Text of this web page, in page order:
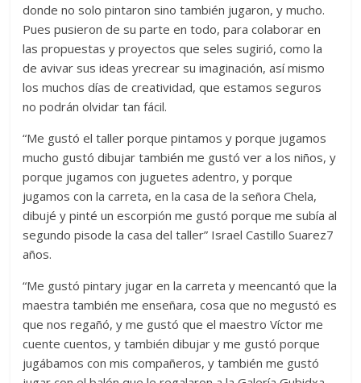
donde no solo pintaron sino también jugaron, y mucho.
Pues pusieron de su parte en todo, para colaborar en
las propuestas y proyectos que seles sugirió, como la
de avivar sus ideas yrecrear su imaginación, así mismo
los muchos días de creatividad, que estamos seguros
no podrán olvidar tan fácil.
“Me gustó el taller porque pintamos y porque jugamos
mucho gustó dibujar también me gustó ver a los niños, y
porque jugamos con juguetes adentro, y porque
jugamos con la carreta, en la casa de la señora Chela,
dibujé y pinté un escorpión me gustó porque me subía al
segundo pisode la casa del taller” Israel Castillo Suarez7
años.
“Me gustó pintary jugar en la carreta y meencantó que la
maestra también me enseñara, cosa que no megustó es
que nos regañó, y me gustó que el maestro Víctor me
cuente cuentos, y también dibujar y me gustó porque
jugábamos con mis compañeros, y también me gustó